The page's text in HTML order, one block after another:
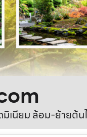
เนียม ล้อม-ย้ายต้น